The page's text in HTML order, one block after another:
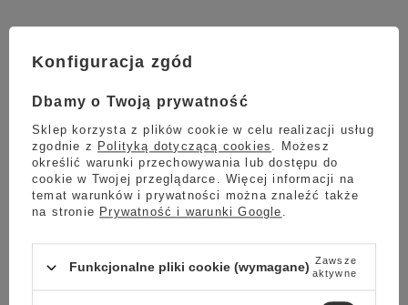
Konfiguracja zgód
Dbamy o Twoją prywatność
Sklep korzysta z plików cookie w celu realizacji usług
zgodnie z Polityką dotyczącą cookies . Możesz
określić warunki przechowywania lub dostępu do
cookie w Twojej przeglądarce. Więcej informacji na
temat warunków i prywatności można znaleźć także
na stronie Prywatność i warunki Google .
Funkcjonalne pliki cookie (wymagane) Zawsze
aktywne